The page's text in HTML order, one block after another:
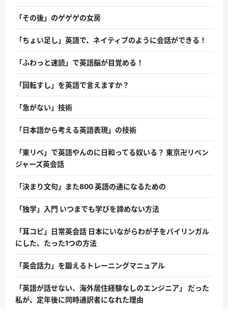
「その後」のゲゲゲの女房
「ちょい足し」英語で、ネイティブのように会話ができる！
「ふわっと速読」で英語脳が目覚める！
「回転すし」を英語で言えますか？
「急がない」技術
「日本語から考える英語表現」の技術
「東リベ」で英語やんのに日和ってる奴いる？ 東京卍リベン
ジャーズ英会話
「決まり文句」また800 英語の通になるための
「独学」入門 いつまでも学びを諦めない方法
「耳コピ」日常英会話 日本にいながらわが子をバイリンガル
にした、たった1つの方法
「英会話力」を鍛えるトレーニングマニュアル
「英語が話せない、海外居住経験なしのエンジニア」 だった
私が、定年後に同時通訳者になれた理由